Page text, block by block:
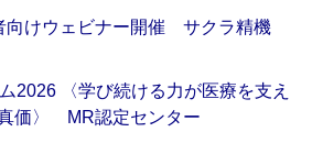
向けウェビナー開催 サクラ精機
2026 〈学び続ける力が医療を支え
価〉 MR認定センター